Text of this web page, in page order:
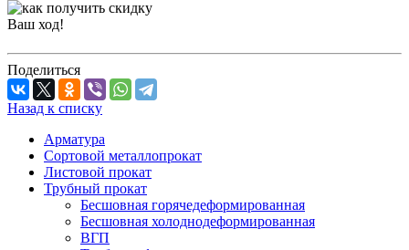
Ваш ход!
Поделиться
Назад к списку
Арматура
Сортовой металлопрокат
Листовой прокат
Трубный прокат
Бесшовная горячедеформированная
Бесшовная холоднодеформированная
ВГП